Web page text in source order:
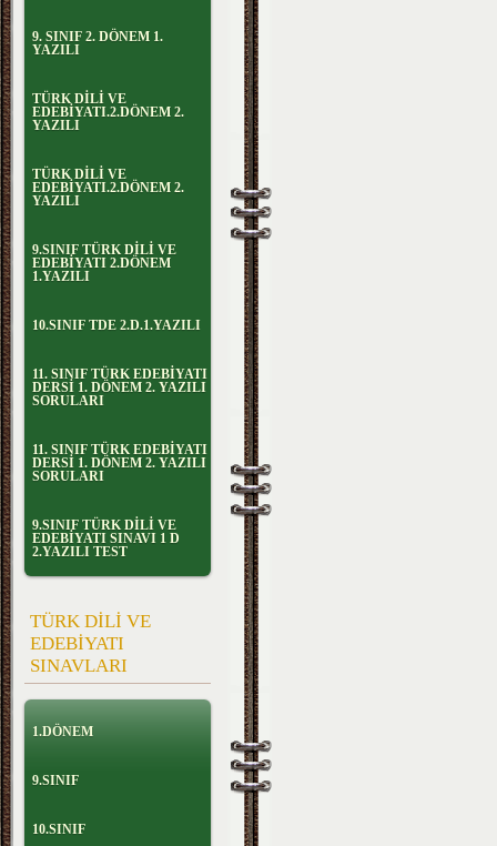
9. SINIF 2. DÖNEM 1.
YAZILI
TÜRK DİLİ VE
EDEBİYATI.2.DÖNEM 2.
YAZILI
TÜRK DİLİ VE
EDEBİYATI.2.DÖNEM 2.
YAZILI
9.SINIF TÜRK DİLİ VE
EDEBİYATI 2.DÖNEM
1.YAZILI
10.SINIF TDE 2.D.1.YAZILI
11. SINIF TÜRK EDEBİYATI
DERSİ 1. DÖNEM 2. YAZILI
SORULARI
11. SINIF TÜRK EDEBİYATI
DERSİ 1. DÖNEM 2. YAZILI
SORULARI
9.SINIF TÜRK DİLİ VE
EDEBİYATI SINAVI 1 D
2.YAZILI TEST
TÜRK DİLİ VE
EDEBİYATI
SINAVLARI
1.DÖNEM
9.SINIF
10.SINIF